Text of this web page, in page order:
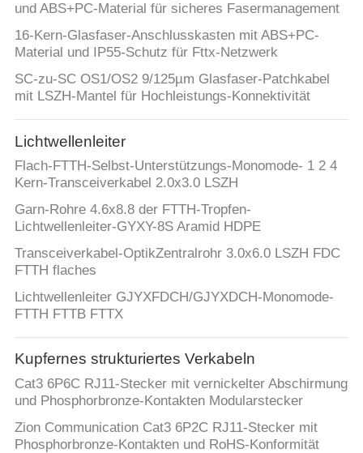
AUSFLUG
QUALITÄTSKONTROLLE
TRETEN
SIE
MIT
UNS
IN
VERBINDUNG
FORDERN
SIE EIN
ZITAT
SITEMAP
und ABS+PC-Material für sicheres Fasermanagement
16-Kern-Glasfaser-Anschlusskasten mit ABS+PC-
Material und IP55-Schutz für Fttx-Netzwerk
SC-zu-SC OS1/OS2 9/125µm Glasfaser-Patchkabel
mit LSZH-Mantel für Hochleistungs-Konnektivität
Lichtwellenleiter
Flach-FTTH-Selbst-Unterstützungs-Monomode- 1 2 4
Kern-Transceiverkabel 2.0x3.0 LSZH
Garn-Rohre 4.6x8.8 der FTTH-Tropfen-
Lichtwellenleiter-GYXY-8S Aramid HDPE
Transceiverkabel-OptikZentralrohr 3.0x6.0 LSZH FDC
FTTH flaches
Lichtwellenleiter GJYXFDCH/GJYXDCH-Monomode-
FTTH FTTB FTTX
Kupfernes strukturiertes Verkabeln
Cat3 6P6C RJ11-Stecker mit vernickelter Abschirmung
und Phosphorbronze-Kontakten Modularstecker
Zion Communication Cat3 6P2C RJ11-Stecker mit
Phosphorbronze-Kontakten und RoHS-Konformität